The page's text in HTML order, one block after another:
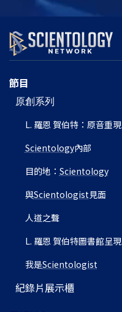
觀看
節目
原創系列
L. 羅恩 賀伯特：原音重現
Scientology內部
目的地： Scientology
與Scientologist見面
人道之聲
L. 羅恩 賀伯特圖書館呈現
我是Scientologist
紀錄片展示櫃